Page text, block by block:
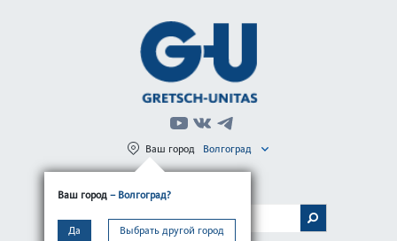
Ваш город – Волгоград?
Да Выбрать другой город
Ваш город Волгоград
МЕНЮ